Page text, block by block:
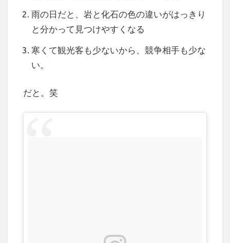
雨の日だと、岩と化石の色の違いがはっきり
と分かって見つけやすくなる
寒くて観光客も少ないから、競争相手も少な
い。
だと。笑